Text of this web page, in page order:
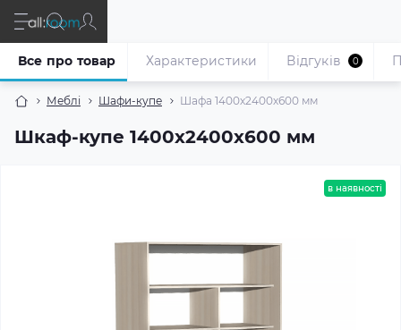
Меблі Шафи-купе Шафа 1400х2400х600 мм
Шкаф-купе 1400х2400х600 мм
Все про товар Характеристики Відгуків 0
в наявності